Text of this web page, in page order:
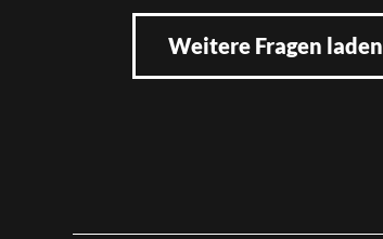
Weitere Fragen laden